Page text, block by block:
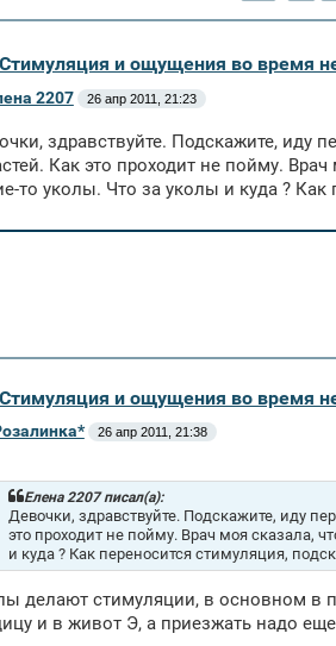
и ощущения во время
2207 26 апр 2011, 21:23
здравствуйте. Подскажите, иду
Как это проходит не пойму.
то уколы. Что за уколы и куда ?
и ощущения во время
26 апр 2011, 21:38
Елена 2207 писал(а):
Девочки, здравствуйте. Подскажите, иду
это проходит не пойму. Врач моя сказала,
и куда ? Как переносится стимуляция,
делают стимуляции, в основном в
и в живот Э, а приезжать надо